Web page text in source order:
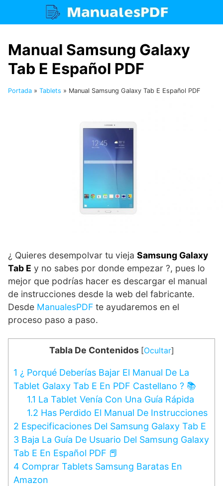
Manual Samsung Galaxy
Tab E Español PDF
Portada » Tablets » Manual Samsung Galaxy Tab E Español PDF
¿ Quieres desempolvar tu vieja Samsung Galaxy
Tab E y no sabes por donde empezar ?, pues lo
mejor que podrías hacer es descargar el manual
de instrucciones desde la web del fabricante.
Desde ManualesPDF te ayudaremos en el
proceso paso a paso.
Tabla De Contenidos [Ocultar]
1 ¿ Porqué Deberías Bajar El Manual De La
Tablet Galaxy Tab E En PDF Castellano ? 📚
1.1 La Tablet Venía Con Una Guía Rápida
1.2 Has Perdido El Manual De Instrucciones
2 Especificaciones Del Samsung Galaxy Tab E
3 Baja La Guía De Usuario Del Samsung Galaxy
Tab E En Español PDF 📕
4 Comprar Tablets Samsung Baratas En
Amazon